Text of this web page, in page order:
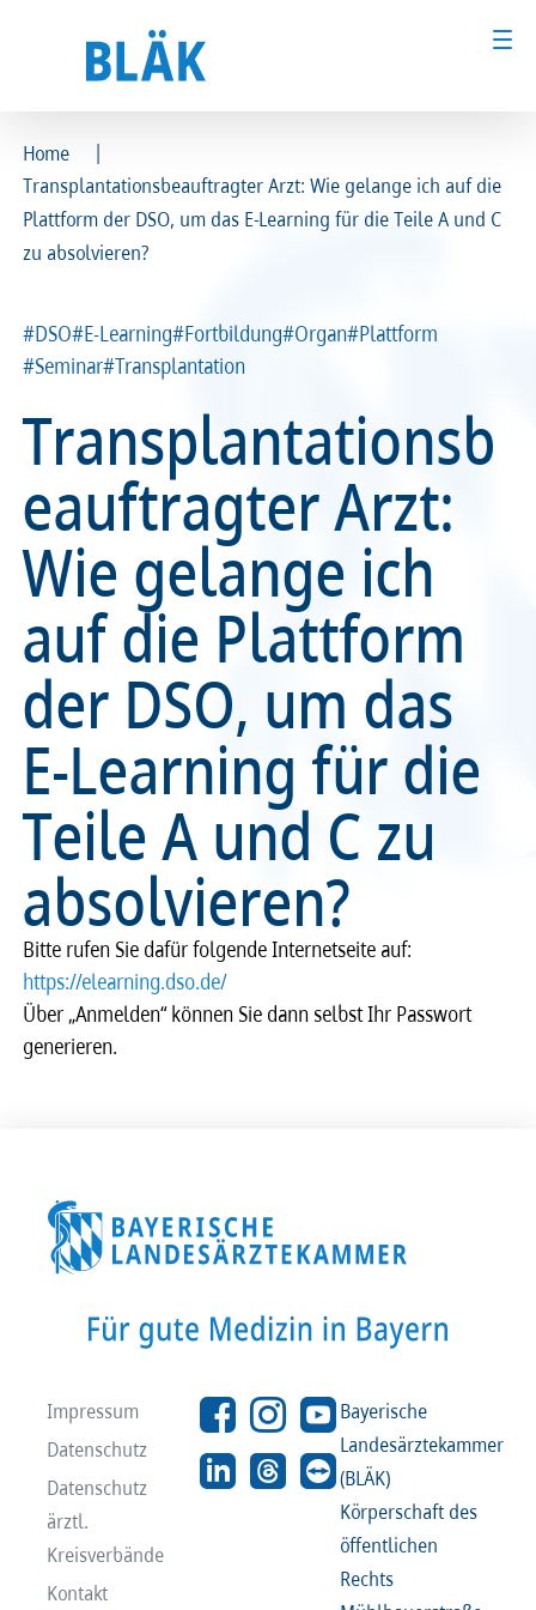
Ärztinnen und Ärzte
MFA & Fachpersonal
Patientinnen und Patienten
Kammer & Politik
Presse
Karriere
Recht
Service & Kontakt
meineBLÄK
Ärztinnen und Ärzte
MFA & Fachpersonal
Patientinnen und Patienten
Kammer & Politik
Presse
Karriere
Recht
Service & Kontakt
meineBLÄK
Home
|
Transplantationsbeauftragter Arzt: Wie gelange ich auf die
Plattform der DSO, um das E-Learning für die Teile A und C
zu absolvieren?
#DSO#E-Learning#Fortbildung#Organ#Plattform
#Seminar#Transplantation
Transplantationsb
eauftragter Arzt:
Wie gelange ich
auf die Plattform
der DSO, um das
E-Learning für die
Teile A und C zu
absolvieren?
Bitte rufen Sie dafür folgende Inter­netseite auf:
https://elear­ning.dso.de/
Über „Anmel­den“ können Sie dann selbst Ihr Pass­wort
gene­rie­ren.
Impressum
Datenschutz
Datenschutz
ärztl.
Kreisverbände
Kontakt
Bayerische
Landesärztekammer
(BLÄK)
Körperschaft des
öffentlichen
Rechts